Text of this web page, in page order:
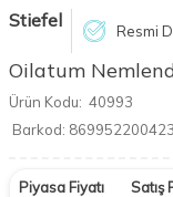
Stiefel Resmi
Oilatum
Ürün Kodu: 40993
Barkod:
Piyasa Fiyatı Satış